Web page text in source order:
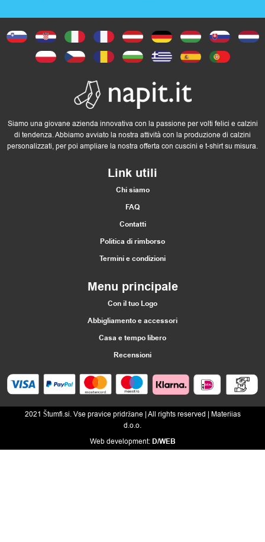
Siamo una giovane azienda innovativa con la passione per volti felici e calzini
di tendenza. Abbiamo avviato la nostra attività con la produzione di calzini
personalizzati, per poi ampliare la nostra offerta con cuscini e t-shirt su misura.
Link utili
Chi siamo
FAQ
Contatti
Politica di rimborso
Termini e condizioni
Menu principale
Con il tuo Logo
Abbigliamento e accessori
Casa e tempo libero
Recensioni
2021 Štumfi.si. Vse pravice pridržane | All rights reserved | Materiias
d.o.o.
Web development:D/WEB